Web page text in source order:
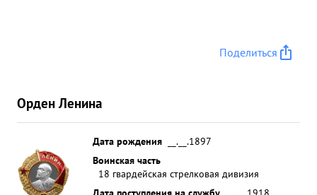
Поделиться
Орден Ленина
Дата рождения
__.__.1897
Воинская часть
18 гвардейская стрелковая дивизия